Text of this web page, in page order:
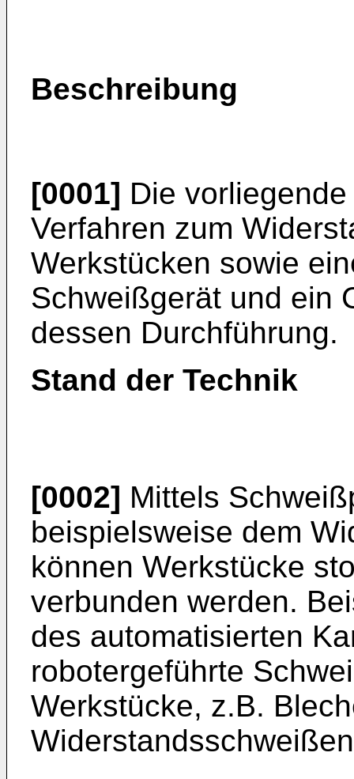
Beschreibung
[0001] Die
Verfahren zum
Werkstücken sowie
Schweißgerät und ein
dessen Durchführung.
Stand der Technik
[0002] Mittels
beispielsweise dem
können Werkstücke
verbunden werden.
des automatisierten
robotergeführte
Werkstücke, z.B.